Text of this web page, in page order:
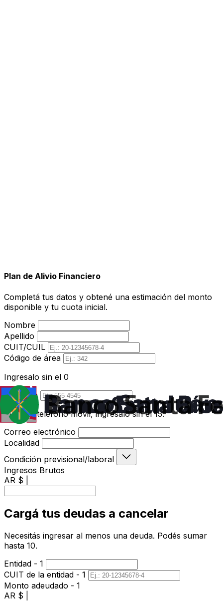
Plan de Alivio Financiero
Completá tus datos y obtené una estimación del monto
disponible y tu cuota inicial.
Nombre
Apellido
CUIT/CUIL
Código de área
Ingresalo sin el 0
Teléfono
Si es un teléfono móvil, ingresalo sin el 15.
Correo electrónico
Localidad
Condición previsional/laboral
Ingresos Brutos
AR $ |
Cargá tus deudas a cancelar
Necesitás ingresar al menos una deuda. Podés sumar
hasta 10.
Entidad - 1
CUIT de la entidad - 1
Monto adeudado - 1
AR $ |